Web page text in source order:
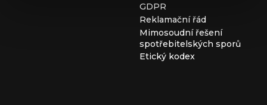
GDPR
Reklamační řád
Mimosoudní řešení
spotřebitelských sporů
Etický kodex